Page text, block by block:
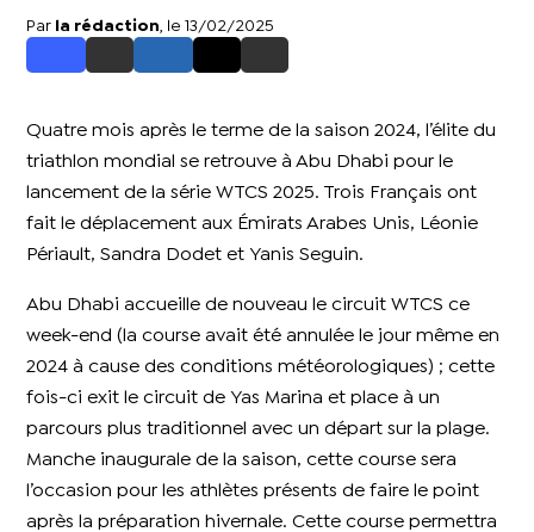
Par la rédaction , le 13/02/2025
Quatre mois après le terme de la saison 2024, l’élite du
triathlon mondial se retrouve à Abu Dhabi pour le
lancement de la série WTCS 2025. Trois Français ont
fait le déplacement aux Émirats Arabes Unis, Léonie
Périault, Sandra Dodet et Yanis Seguin.
Abu Dhabi accueille de nouveau le circuit WTCS ce
week-end (la course avait été annulée le jour même en
2024 à cause des conditions météorologiques) ; cette
fois-ci exit le circuit de Yas Marina et place à un
parcours plus traditionnel avec un départ sur la plage.
Manche inaugurale de la saison, cette course sera
l’occasion pour les athlètes présents de faire le point
après la préparation hivernale. Cette course permettra